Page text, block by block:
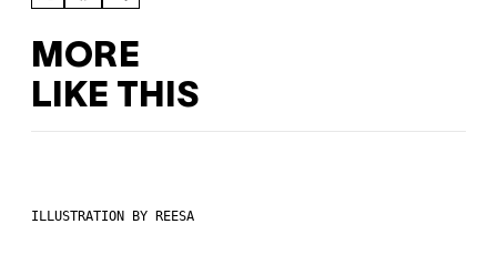
MORE
LIKE THIS
ILLUSTRATION BY REESA